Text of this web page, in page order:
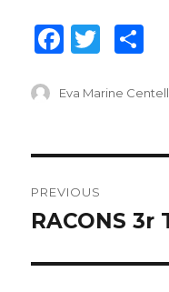
F
c
b
o
o
T
it
r
Author
Eva Marine
d'articles
PREVIOUS
Previous
RACONS 3r